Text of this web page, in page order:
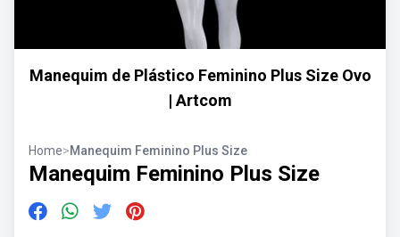
Manequim de Plástico Feminino Plus Size Ovo
| Artcom
Home>Manequim Feminino Plus Size
Manequim Feminino Plus Size